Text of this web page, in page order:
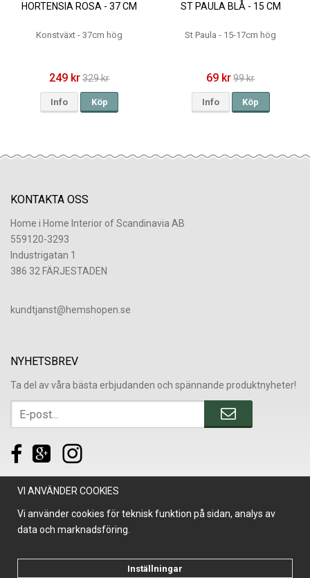
HORTENSIA ROSA - 37 CM
Konstväxt - 37cm hög
249 kr 329 kr
Info Köp
ST PAULA BLÅ - 15 CM
St Paula - 15-17cm hög
69 kr99 kr
Info Köp
KONTAKTA OSS
Home i Home Interior of Scandinavia AB
559120-3293
Industrigatan 1
386 32 FÄRJESTADEN
​kundtjanst@hemshopen.se
NYHETSBREV
Ta del av våra bästa erbjudanden och spännande produktnyheter!
VI ANVÄNDER COOKIES
Vi använder cookies för teknisk funktion på sidan, analys av
data och marknadsföring.
Inställningar